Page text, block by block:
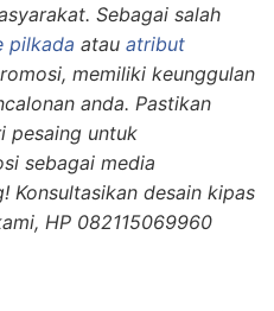
Sebagai salah
pilkada atau atribut
memiliki keunggulan
anda. Pastikan
pesaing untuk
sebagai media
Konsultasikan desain kipas
HP 082115069960